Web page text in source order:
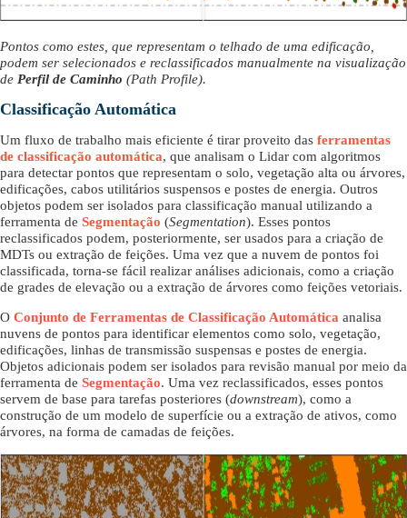
Pontos como estes, que representam o telhado de uma edificação,
podem ser selecionados e reclassificados manualmente na visualização
de Perfil de Caminho (Path Profile).
Classificação Automática
Um fluxo de trabalho mais eficiente é tirar proveito das ferramentas
de classificação automática, que analisam o Lidar com algoritmos
para detectar pontos que representam o solo, vegetação alta ou árvores,
edificações, cabos utilitários suspensos e postes de energia. Outros
objetos podem ser isolados para classificação manual utilizando a
ferramenta de Segmentação (Segmentation). Esses pontos
reclassificados podem, posteriormente, ser usados para a criação de
MDTs ou extração de feições. Uma vez que a nuvem de pontos foi
classificada, torna-se fácil realizar análises adicionais, como a criação
de grades de elevação ou a extração de árvores como feições vetoriais.
O Conjunto de Ferramentas de Classificação Automática analisa
nuvens de pontos para identificar elementos como solo, vegetação,
edificações, linhas de transmissão suspensas e postes de energia.
Objetos adicionais podem ser isolados para revisão manual por meio da
ferramenta de Segmentação. Uma vez reclassificados, esses pontos
servem de base para tarefas posteriores (downstream), como a
construção de um modelo de superfície ou a extração de ativos, como
árvores, na forma de camadas de feições.